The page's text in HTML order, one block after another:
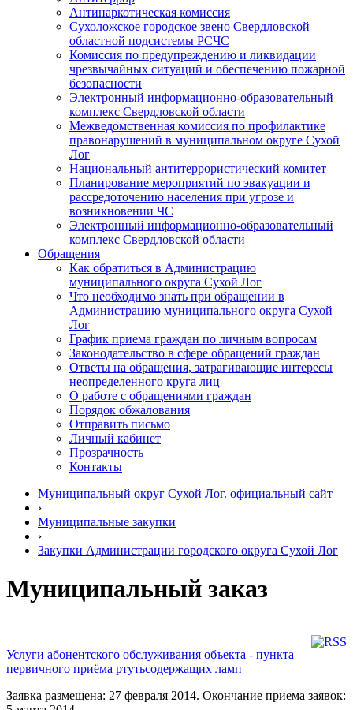
Антинаркотическая комиссия
Сухоложское городское звено Свердловской
областной подсистемы РСЧС
Комиссия по предупреждению и ликвидации
чрезвычайных ситуаций и обеспечению пожарной
безопасности
Электронный информационно-образовательный
комплекс Cвердловской области
Межведомственная комиссия по профилактике
правонарушений в муниципальном округе Сухой
Лог
Национальный антитеррористический комитет
Планирование мероприятий по эвакуации и
рассредоточению населения при угрозе и
возникновении ЧС
Электронный информационно-образовательный
комплекс Свердловской области
Обращения
Как обратиться в Администрацию
муниципального округа Сухой Лог
Что необходимо знать при обращении в
Администрацию муниципального округа Сухой
Лог
График приема граждан по личным вопросам
Законодательство в сфере обращений граждан
Ответы на обращения, затрагивающие интересы
неопределенного круга лиц
О работе с обращениями граждан
Порядок обжалования
Отправить письмо
Личный кабинет
Прозрачность
Контакты
Муниципальный округ Сухой Лог. официальный сайт
›
Муниципальные закупки
›
Закупки Администрации городского округа Сухой Лог
Муниципальный заказ
Услуги абонентского обслуживания объекта - пункта
первичного приёма ртутьсодержащих ламп
Заявка размещена: 27 февраля 2014. Окончание приема заявок: